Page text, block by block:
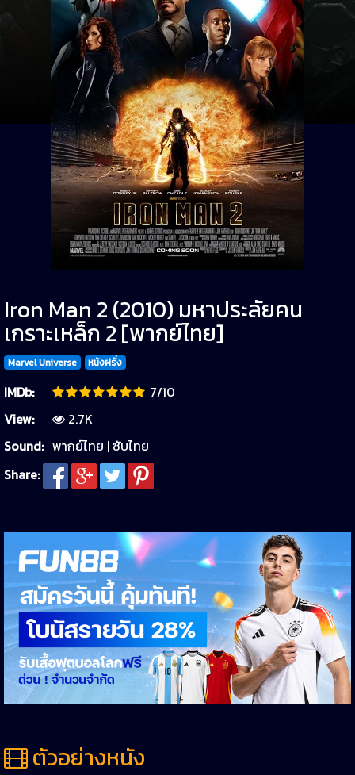
Iron Man 2 (2010) มหาประลัยคน
เกราะเหล็ก 2 [พากย์ไทย]
Marvel Universe หนังฝรั่ง
IMDb:
7/10
View:
2.7K
Sound: พากย์ไทย | ซับไทย
Share:
ตัวอย่างหนัง